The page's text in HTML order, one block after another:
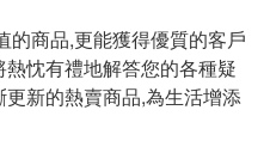
的商品,更能獲得優質的客戶
忱有禮地解答您的各種疑
新的熱賣商品,為生活增添